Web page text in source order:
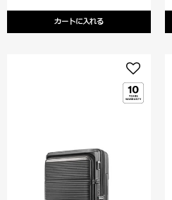
カートに入れる